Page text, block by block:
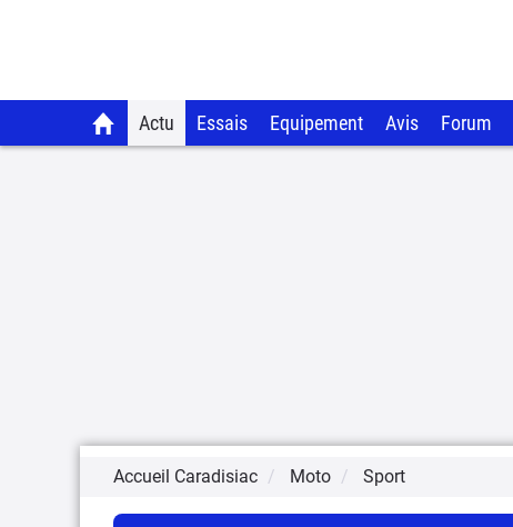
Actu Essais Equipement Avis Forum
Accueil Caradisiac Moto Sport